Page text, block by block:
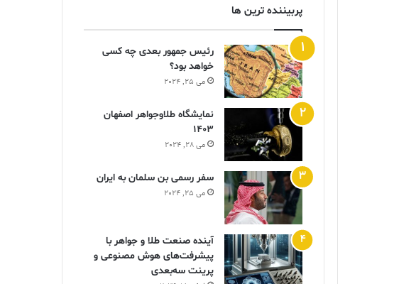
پربیننده ترین ها
رئیس جمهور بعدی چه کسی
خواهد بود؟
می 25, 2024
نمایشگاه طلاوجواهر اصفهان
1403
می 28, 2024
سفر رسمی بن سلمان به ایران
می 25, 2024
آینده صنعت طلا و جواهر با
پیشرفت‌های هوش مصنوعی و
پرینت سه‌بعدی